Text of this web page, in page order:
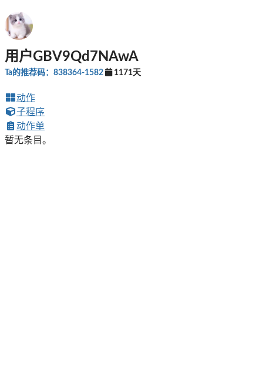
用户GBV9Qd7NAwA
Ta的推荐码：838364-1582 1171天
动作
子程序
动作单
暂无条目。